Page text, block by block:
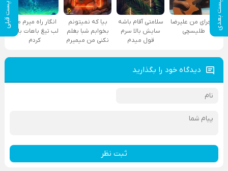
پست بعدی پست قبلی
ماجرای من علیرضا
طلیسچی
سلامتی آقام باشه
سایش بالا سرم
قول میدم
بیا که نمیتونم
بخوابم شبا بغلم
نکنی من میمیرم
انگار راه میرم من
لب تیغ باهات بازی
کردم
دیدگاه خود را بگذارید
ثبت نظر